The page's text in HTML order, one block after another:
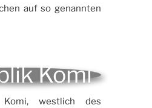
auf so genannten
Komi
westlich des